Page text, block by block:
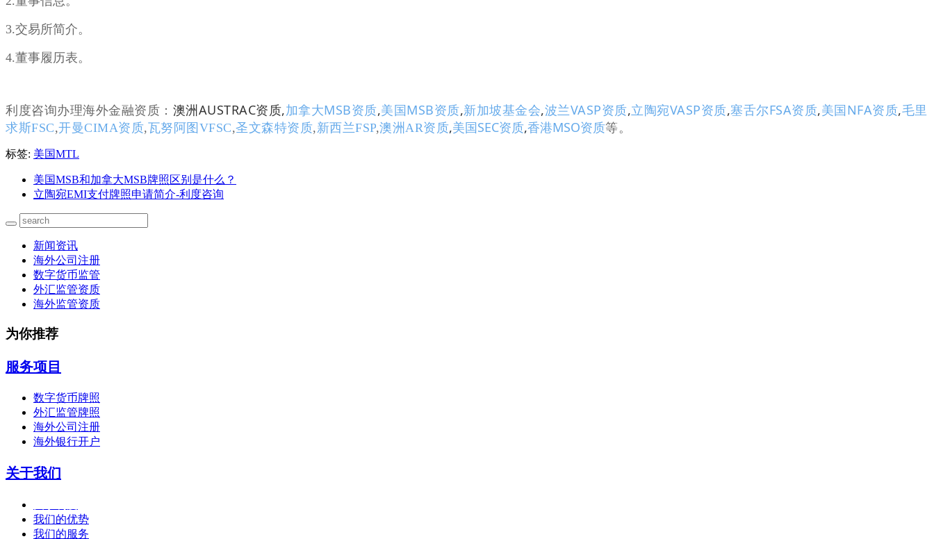
3.交易所简介。
4.董事履历表。
利度咨询办理海外金融资质： 澳洲AUSTRAC资质,加拿大MSB资质,美国MSB资质,新加坡基金会,波兰VASP资质,立陶宛VASP资质,塞舌尔FSA资质,美国NFA资质,毛里
求斯FSC,开曼CIMA资质,瓦努阿图VFSC,圣文森特资质, 新西兰FSP,澳洲AR资质,美国SEC资质,香港MSO资质等。
标签: 美国MTL
美国MSB和加拿大MSB牌照区别是什么？
立陶宛EMI支付牌照申请简介-利度咨询
新闻资讯
海外公司注册
数字货币监管
外汇监管资质
海外监管资质
为你推荐
服务项目
数字货币牌照
外汇监管牌照
海外公司注册
海外银行开户
关于我们
我们的优势
我们的服务